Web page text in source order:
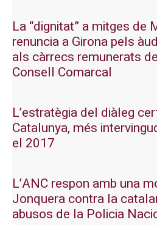
La “dignitat” a mitges de
renuncia a Girona pels
als càrrecs remunerats
Consell Comarcal
L’estratègia del diàleg
Catalunya, més
el 2017
L’ANC respon amb una
Jonquera contra la
abusos de la Policia